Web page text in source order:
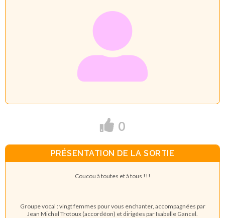
0
PRÉSENTATION DE LA SORTIE
Coucou à toutes et à tous !!!
Groupe vocal : vingt femmes pour vous enchanter, accompagnées par
Jean Michel Trotoux (accordéon) et dirigées par Isabelle Gancel.